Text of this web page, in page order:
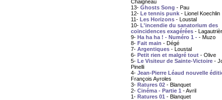
Chaigneau
13- Ghosts Song - Pau
12- Le tennis punk - Lionel Koechlin
11- Les Horizons - Loustal
10- L'incendie du sanatorium des
coïncidences exagérées -
9- Ha ha ha ! - Numéro 1 - - Muzo
8- Fait main - Dégé
7- Argentiques - Loustal
6- Petit rien et malgré tout - Olive
5- Le Visiteur de Sainte-Victoire -
Pinelli
4- Jean-Pierre Léaud nouvelle
François Ayroles
3- Ratures 02 - Blanquet
2- Cinéma - Partie 1 - Avril
1- Ratures 01 - Blanquet